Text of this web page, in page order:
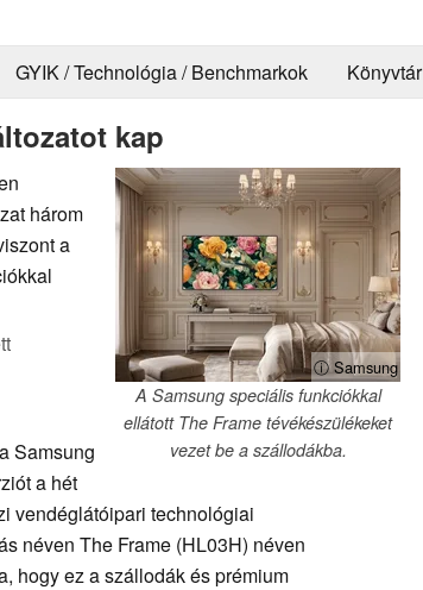
GYIK / Technológia / Benchmarkok Könyvtár
kap
ⓘ Samsung
A Samsung speciális funkciókkal
ellátott The Frame tévékészülékeket
vezet be a szállodákba.
három
a
Samsung
a hét
vendéglátóipari technológiai
néven The Frame (HL03H) néven
hogy ez a szállodák és prémium